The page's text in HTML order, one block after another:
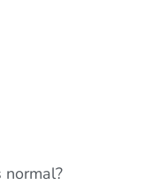
normal?